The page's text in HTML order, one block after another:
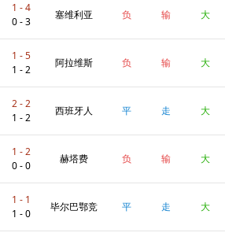
1 - 4
0 - 3
塞维利亚 负 输 大
1 - 5
1 - 2
阿拉维斯 负 输 大
2 - 2
1 - 2
西班牙人 平 走 大
1 - 2
0 - 0
赫塔费 负 输 大
1 - 1
1 - 0
毕尔巴鄂竞 平 走 大